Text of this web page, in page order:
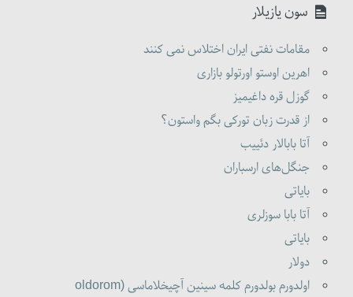
سون یازیلار
مقامات نفتی ایران اختلاس نمی کنند
اهرین اوستو اورتولو بازاری
گوزل قره داغیمیز
از قدرت زبان تورکی بگم واستون؟
آتا بابالار دئییب
جنگل‌های ارسباران
بایاتی
آتا بابا سوزلری
بایاتی
دولار
اولدورم بولدورم کلمه سینین آچیخلاماسی (oldorom